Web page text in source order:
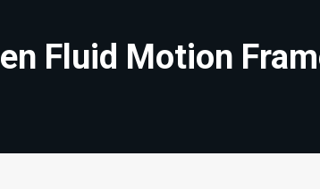
Fluid Motion